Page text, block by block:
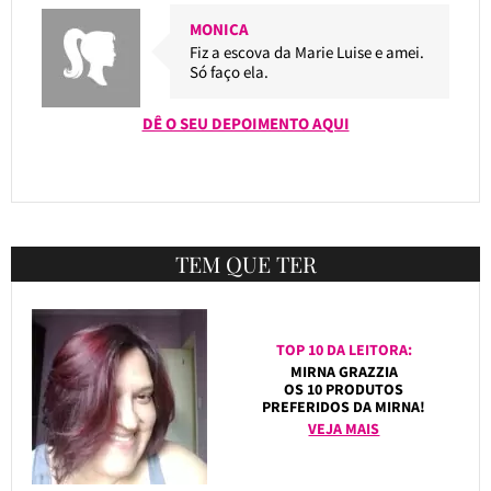
MONICA
Fiz a escova da Marie Luise e amei.
Só faço ela.
DÊ O SEU DEPOIMENTO AQUI
TEM QUE TER
TOP 10 DA LEITORA:
MIRNA GRAZZIA
OS 10 PRODUTOS
PREFERIDOS DA MIRNA!
VEJA MAIS